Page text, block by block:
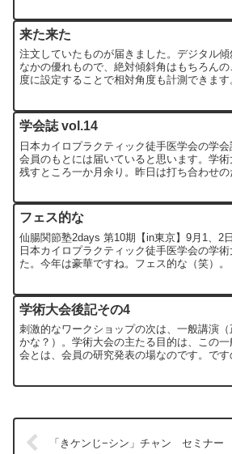
来た来た
注文していたものが届きました。デジタル
なかの優れもので、絶対傾斜角はもちろん
度に設定することで相対角度も計測できま
学会誌 vol.14
日本カイロプラクティック徒手医学会の学会
会員のもとには届いていると思います。学
残すところ一か月余り。昨日は打ち合わせの
フェス的な
仙腸関節塾2days 第10期【in東京】9月1、2
日本カイロプラクティック徒手医学会の学
た。今年は豪華ですね。フェス的な（笑）。
学術大会後記その4
刺激的なワークショップの次は、一般講演
かな？）。学術大会の主たる目的は、この
会とは、会員の研究発表の場なのです。で
「きケンじ−シン」チャン セミナー